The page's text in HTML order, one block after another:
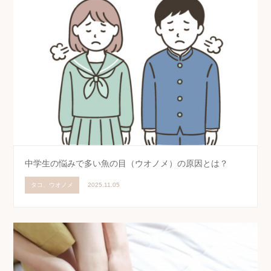
中学生の悩みで多い魚の目（ウオノメ）の原因とは？
タコ、ウオノメ 2025.11.05